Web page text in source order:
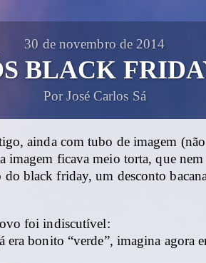
30 de novembro de 2014
BLACK
Por José Carlos Sá
ainda com tubo de imagem
imagem ficava meio torta, que
black friday, um desconto
foi indiscutível:
era bonito “verde”, imagina agora